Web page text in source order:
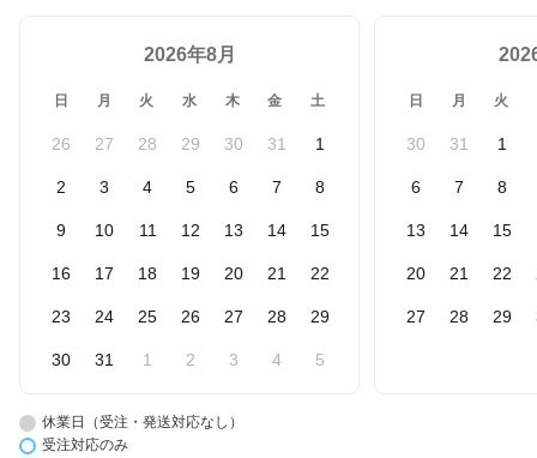
2026年8月
日 月 火 水 木 金 土
26 27 28 29 30 31 1
2 3 4 5 6 7 8
9 10 11 12 13 14 15
16 17 18 19 20 21 22
23 24 25 26 27 28 29
30 31 1 2 3 4 5
日 月 火
30 31 1
6 7 8
13 14 15
20 21 22
27 28 29
休業日（受注・発送対応なし）
受注対応のみ